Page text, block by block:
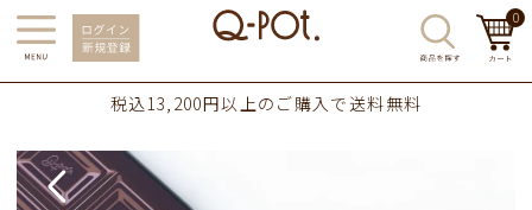
0
税込13,200円以上のご購入で送料無料